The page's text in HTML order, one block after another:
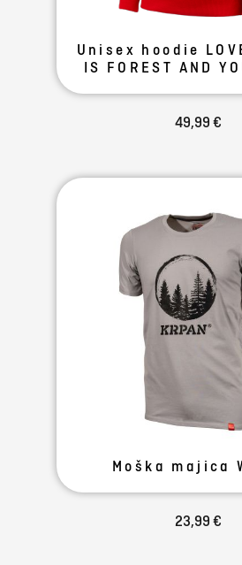
Unisex hoodie
IS FOREST AND
49,99 €
Moška majica
23,99 €